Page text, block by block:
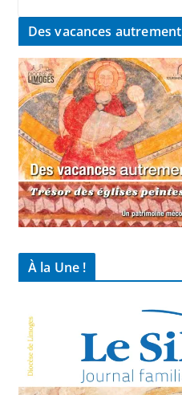
Des vacances autrement
À la Une !